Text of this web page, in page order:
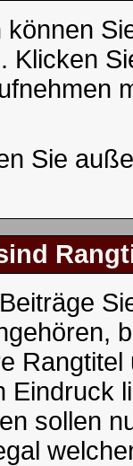
Klicken
Sie
Eindruck
sollen